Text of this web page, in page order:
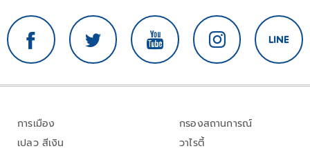
การเมือง
เปลว สีเงิน
กรองสถานการณ์
วาไรตี้